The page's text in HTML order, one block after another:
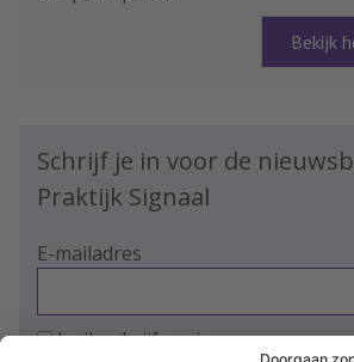
Bekijk
Schrijf je in voor de
Praktijk Signaal
E-mailadres
Ja, ik schrijf me in